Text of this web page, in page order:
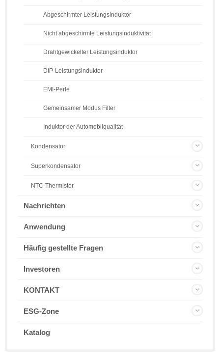
Abgeschirmter Leistungsinduktor
Nicht abgeschirmte Leistungsinduktivität
Drahtgewickelter Leistungsinduktor
DIP-Leistungsinduktor
EMI-Perle
Gemeinsamer Modus Filter
Induktor der Automobilqualität
Kondensator
Superkondensator
NTC-Thermistor
Nachrichten
Anwendung
Häufig gestellte Fragen
Investoren
KONTAKT
ESG-Zone
Katalog